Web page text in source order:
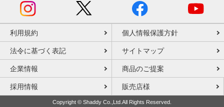
利用規約 個人情報保護方針
法令に基づく表記 サイトマップ
企業情報 商品のご提案
採用情報 販売店様
Copyright © Shaddy Co.,Ltd.All Rights Reserved.